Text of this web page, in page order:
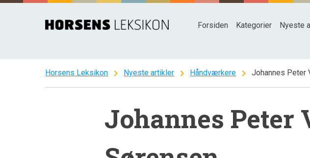
Spring
Forsiden Kategorier Nyeste
Horsens Leksikon chevron_right Nyeste artikler chevron_right Håndværkere chevron_right Johannes Peter
Johannes Peter